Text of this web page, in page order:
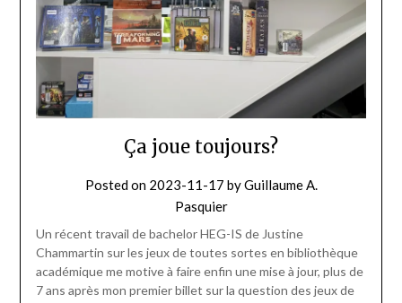
Ça joue toujours?
Posted on 2023-11-17 byGuillaume A.
Pasquier
Un récent travail de bachelor HEG-IS de Justine
Chammartin sur les jeux de toutes sortes en bibliothèque
académique me motive à faire enfin une mise à jour, plus de
7 ans après mon premier billet sur la question des jeux de